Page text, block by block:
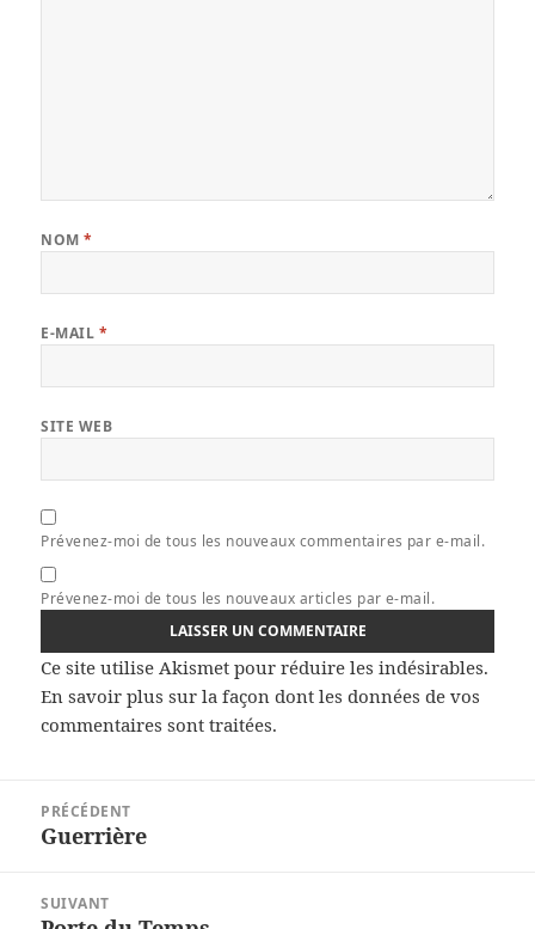
NOM*
E-MAIL *
SITE WEB
Prévenez-moi de tous les nouveaux commentaires par e-mail.
Prévenez-moi de tous les nouveaux articles par e-mail.
Ce site utilise Akismet pour réduire les indésirables.
En savoir plus sur la façon dont les données de vos
commentaires sont traitées.
l’article
PRÉCÉDENT
Article
Guerrière
SUIVANT